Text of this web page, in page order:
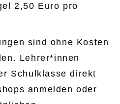
2,50 Euro pro
sind ohne Kosten
Lehrer*innen
Schulklasse direkt
anmelden oder